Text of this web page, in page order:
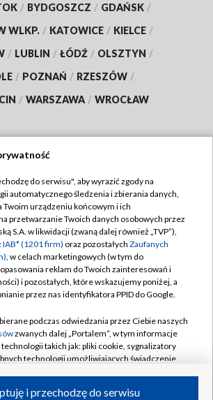
/ BYDGOSZCZ / GDAŃSK /
WLKP. / KATOWICE / KIELCE /
/ LUBLIN / ŁÓDŹ / OLSZTYN /
/ POZNAŃ / RZESZÓW /
/ WARSZAWA / WROCŁAW
TVP
TVP
Cyfrowa
Regulamin TVP
Polityka prywatności
Moje zgody
Pomoc
Kontakt
Kanały
do serwisu", aby wyrazić zgody na
automatycznego śledzenia i zbierania danych,
Twoim urządzeniu końcowym i ich
przetwarzanie Twoich danych osobowych przez
S.A. w likwidacji (zwaną dalej również „TVP”),
IAB* (1201 firm) oraz pozostałych Zaufanych
, w celach marketingowych (w tym do
reklam do Twoich zainteresowań i
i pozostałych, które wskazujemy poniżej, a
przez nas identyfikatora PPID do Google.
podczas odwiedzania przez Ciebie naszych
zwanych dalej „Portalem”, w tym informacje
takich jak: pliki cookie, sygnalizatory
technologii umożliwiających świadczenie
i przechodzę do serwisu